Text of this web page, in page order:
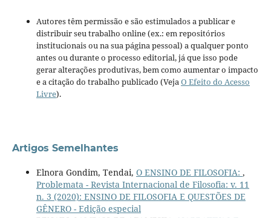
Autores têm permissão e são estimulados a publicar e
distribuir seu trabalho online (ex.: em repositórios
institucionais ou na sua página pessoal) a qualquer ponto
antes ou durante o processo editorial, já que isso pode
gerar alterações produtivas, bem como aumentar o impacto
e a citação do trabalho publicado (VejaO Efeito do Acesso
Livre).
Artigos Semelhantes
Elnora Gondim, Tendai, O ENSINO DE FILOSOFIA: ,
Problemata - Revista Internacional de Filosofia: v. 11
n. 3 (2020): ENSINO DE FILOSOFIA E QUESTÕES DE
GÊNERO - Edição especial